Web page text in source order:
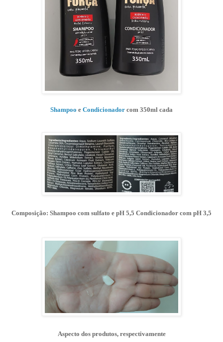
Shampoo e Condicionador com 350ml cada
Composição: Shampoo com sulfato e pH 5,5 Condicionador com pH 3,5
Aspecto dos produtos, respectivamente